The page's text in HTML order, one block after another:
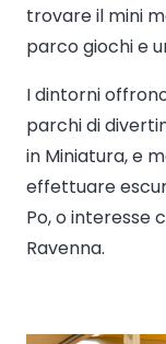
trovare il mini
parco giochi e
I dintorni
parchi di
in Miniatura, e
effettuare
Po, o interesse
Ravenna.